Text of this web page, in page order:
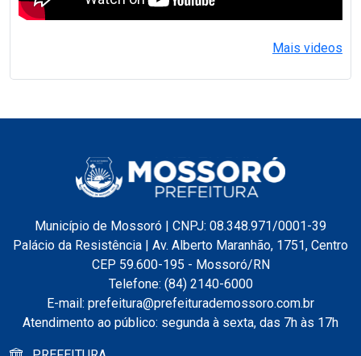
Mais videos
Município de Mossoró | CNPJ: 08.348.971/0001-39
Palácio da Resistência | Av. Alberto Maranhão, 1751, Centro
CEP 59.600-195 - Mossoró/RN
Telefone: (84) 2140-6000
E-mail: prefeitura@prefeiturademossoro.com.br
Atendimento ao público: segunda à sexta, das 7h às 17h